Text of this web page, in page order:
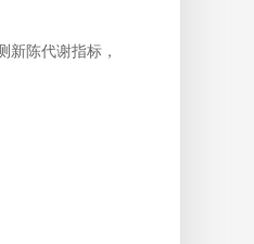
新陈代谢指标，